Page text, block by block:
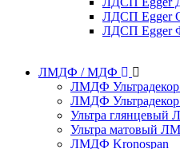
ЛДСП Egger
ЛДСП Egger
ЛМДФ / МДФ
ЛМДФ
ЛМДФ
Ультра глянцевый
Ультра матовый
ЛМДФ Kronospan